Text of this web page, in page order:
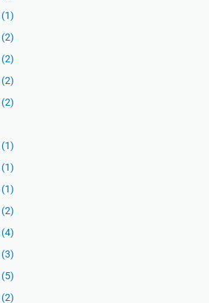
(1)
(2)
(2)
(2)
(2)
(1)
(1)
(1)
(2)
(4)
(3)
(5)
(2)